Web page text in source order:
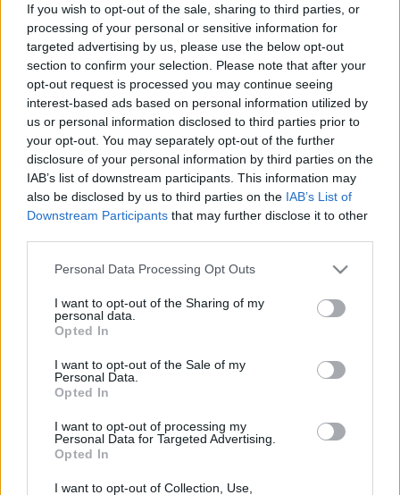
If you wish to opt-out of the sale, sharing to third parties, or
processing of your personal or sensitive information for
targeted advertising by us, please use the below opt-out
section to confirm your selection. Please note that after your
opt-out request is processed you may continue seeing
interest-based ads based on personal information utilized by
us or personal information disclosed to third parties prior to
your opt-out. You may separately opt-out of the further
disclosure of your personal information by third parties on the
IAB’s list of downstream participants. This information may
also be disclosed by us to third parties on the IAB’s List of
Downstream Participants that may further disclose it to other
Please note that this website/app uses one or more Google
not limited to your visit or usage behaviour. You may click to
grant or deny consent to Google and its third-party tags to
use your data for below specified purposes in below Google
consent section.
Personal Data Processing Opt Outs
I want to opt-out of the Sharing of my
personal data.
Opted In
I want to opt-out of the Sale of my
Personal Data.
Opted In
I want to opt-out of processing my
Personal Data for Targeted Advertising.
Opted In
I want to opt-out of Collection, Use,
ingyenes tárlatvezetést tart.
A madridi Museo Nacional Centro de Arte Reina Sofia
gyűjteményéből összeállított kiállításon kilenc-kilenc
olajfestmény és szobor, valamint harminc grafika szerepel.
Az 1983-ban, 90 éves korában elhunyt Joan Miró munkáit
négy éve ugyancsak a Szépművészeti Múzeumban láthatta
a közönség, a Klee-Tanguy-Miró című tárlaton.
A Szépművészeti Múzeum legutóbbi nagy kiállítását három
és barátai című impresszionista tárlatot tavaly december 1-
jétől ez év március 15-ig tekinthette meg a közönség, nyitva
tartását többször meghosszabbították.